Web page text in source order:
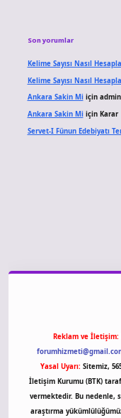
Son yorumlar
Kelime Sayısı Nasıl
Kelime Sayısı Nasıl
Ankara Sakin Miiçin admin
Ankara Sakin Miiçin Karar
Servet-I Fünun Edebiyatı
Reklam ve İletişim:
Yasal Uyarı: Sitemiz,
İletişim Kurumu (BTK)
vermektedir. Bu nedenle,
araştırma